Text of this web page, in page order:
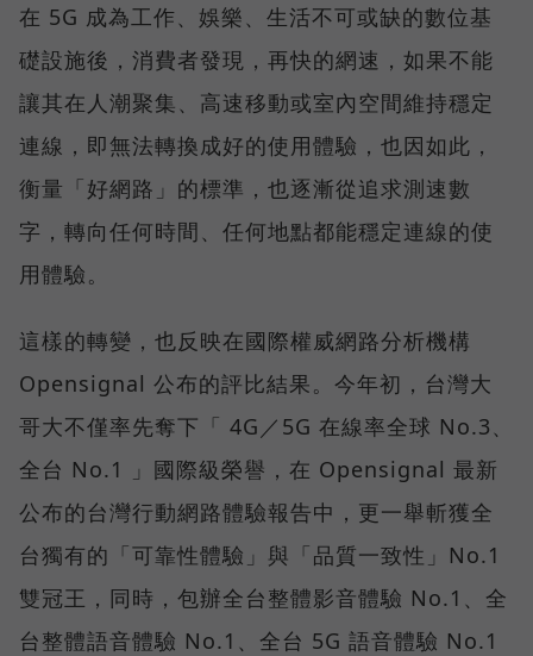
在 5G 成為工作、娛樂、生活不可或缺的數位基
礎設施後，消費者發現，再快的網速，如果不能
讓其在人潮聚集、高速移動或室內空間維持穩定
連線，即無法轉換成好的使用體驗，也因如此，
衡量「好網路」的標準，也逐漸從追求測速數
字，轉向任何時間、任何地點都能穩定連線的使
用體驗。
這樣的轉變，也反映在國際權威網路分析機構
Opensignal 公布的評比結果。今年初，台灣大
哥大不僅率先奪下「 4G／5G 在線率全球 No.3、
全台 No.1 」國際級榮譽，在 Opensignal 最新
公布的台灣行動網路體驗報告中，更一舉斬獲全
台獨有的「可靠性體驗」與「品質一致性」No.1
雙冠王，同時，包辦全台整體影音體驗 No.1、全
台整體語音體驗 No.1、全台 5G 語音體驗 No.1